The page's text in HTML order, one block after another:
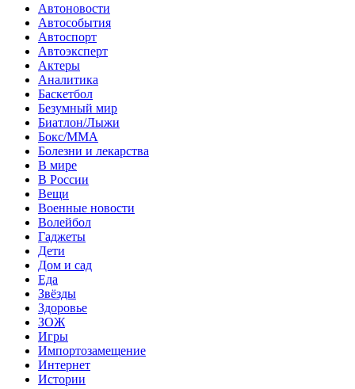
Автоновости
Автособытия
Автоспорт
Автоэксперт
Актеры
Аналитика
Баскетбол
Безумный мир
Биатлон/Лыжи
Бокс/MMA
Болезни и лекарства
В мире
В России
Вещи
Военные новости
Волейбол
Гаджеты
Дети
Дом и сад
Еда
Звёзды
Здоровье
ЗОЖ
Игры
Импортозамещение
Интернет
Истории